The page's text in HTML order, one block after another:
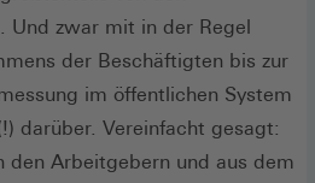
Und zwar mit in der Regel
der Beschäftigten bis zur
im öffentlichen System
darüber. Vereinfacht gesagt:
den Arbeitgebern und aus dem